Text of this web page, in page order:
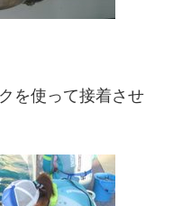
を使って接着させ